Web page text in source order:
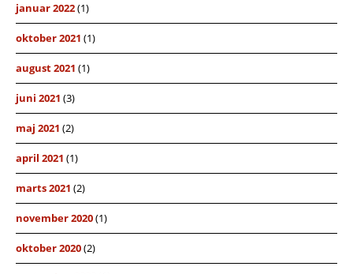
januar 2022(1)
oktober 2021 (1)
august 2021 (1)
juni 2021 (3)
maj 2021 (2)
april 2021 (1)
marts 2021 (2)
november 2020(1)
oktober 2020(2)